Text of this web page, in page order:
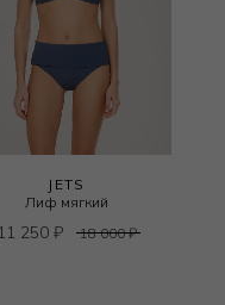
JETS
Лиф мягкий
11 250 ₽ 18 000₽